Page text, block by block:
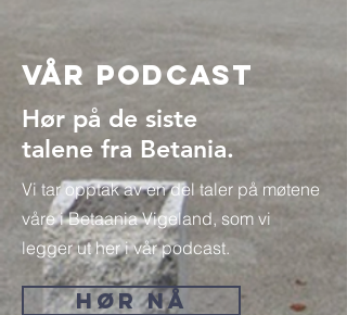
Vår Podcast
Hør på de siste
talene fra Betania.
Vi tar opptak av en del taler på møtene
våre i Betaania Vigeland, som vi
legger ut her i vår podcast.
HØR NÅ